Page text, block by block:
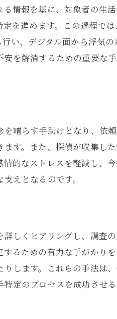
情報を基に、対象者の生
を進めます。この過程では
い、デジタル面から浮気の
を解消するための重要な
晴らす手助けとなり、依
す。また、探偵が収集し
的なストレスを軽減し、
えとなるのです。
しくヒアリングし、調査
るための有力な手がかり
します。これらの手法は
定のプロセスを成功させ